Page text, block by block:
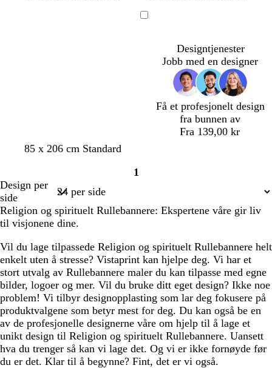
rrrr
k
m
k
m
k
m
l
g
å
l
e
o
s
85 x 206 cm Standard
Designtjenester
Jobb med en designer
Få et profesjonelt design
fra bunnen av
Fra 139,00 kr
Side
1
Design per
side
Religion og spirituelt Rullebannere: Ekspertene våre gir liv
til visjonene dine.
Vil du lage tilpassede Religion og spirituelt Rullebannere helt
enkelt uten å stresse? Vistaprint kan hjelpe deg. Vi har et
stort utvalg av Rullebannere maler du kan tilpasse med egne
bilder, logoer og mer. Vil du bruke ditt eget design? Ikke noe
problem! Vi tilbyr designopplasting som lar deg fokusere på
produktvalgene som betyr mest for deg. Du kan også be en
av de profesjonelle designerne våre om hjelp til å lage et
unikt design til Religion og spirituelt Rullebannere. Uansett
hva du trenger så kan vi lage det. Og vi er ikke fornøyde før
du er det. Klar til å begynne? Fint, det er vi også.